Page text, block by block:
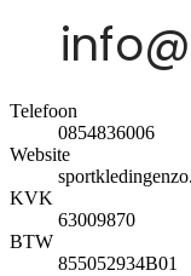
Telefoon
0854836006
Website
KVK
63009870
BTW
855052934B01